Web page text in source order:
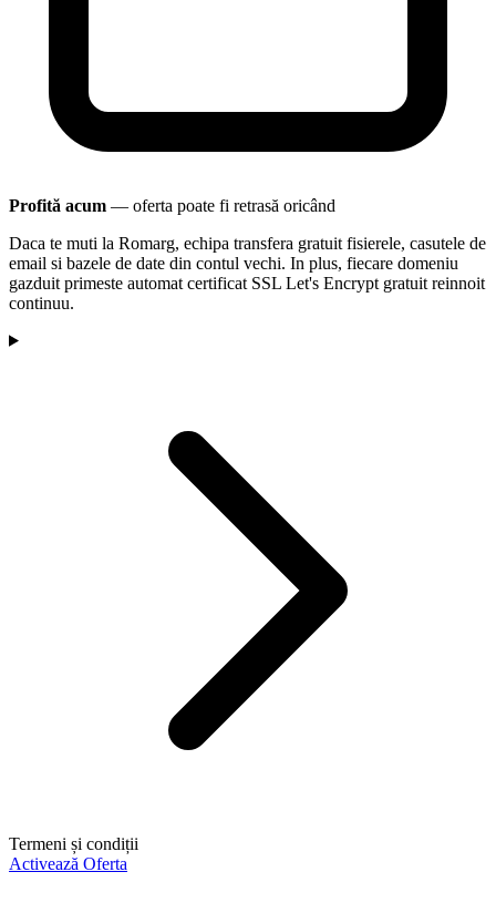
Profită acum — oferta poate fi retrasă oricând
Daca te muti la Romarg, echipa transfera gratuit fisierele, casutele de
email si bazele de date din contul vechi. In plus, fiecare domeniu
gazduit primeste automat certificat SSL Let's Encrypt gratuit reinnoit
continuu.
Termeni și condiții
Activează Oferta